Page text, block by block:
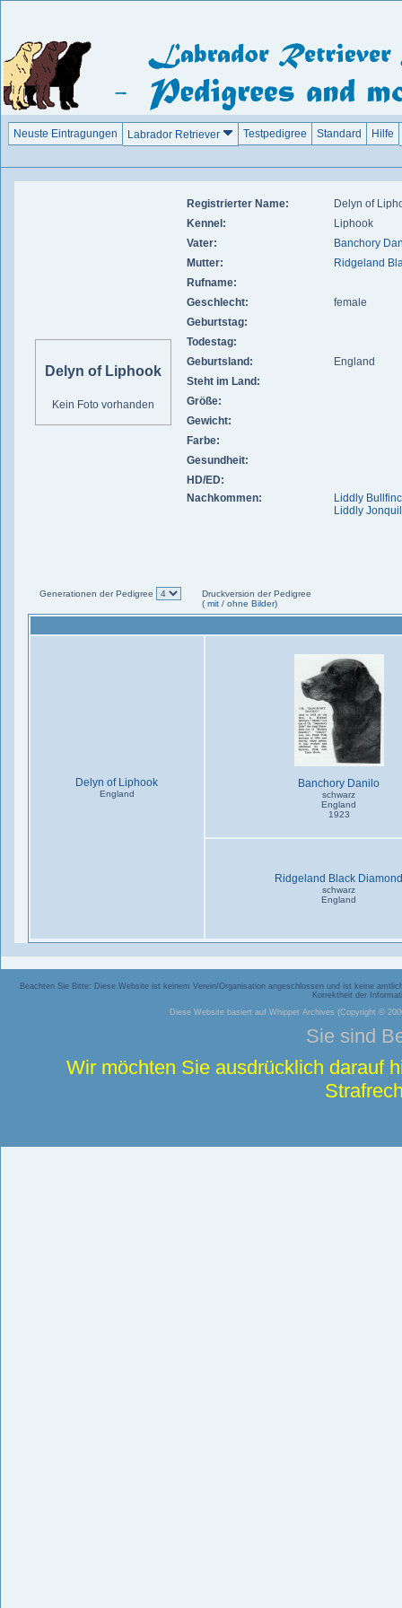
Neuste Eintragungen Labrador Retriever Testpedigree Standard Hilfe
Delyn of Liphook
Kein Foto vorhanden
Registrierter Name:
Delyn of
Kennel:
Liphook
Vater:
Banchory
Mutter:
Ridgeland
Rufname:
Geschlecht:
female
Geburtstag:
Todestag:
Geburtsland:
England
Steht im Land:
Größe:
Gewicht:
Farbe:
Gesundheit:
HD/ED:
Nachkommen:
Liddly
Liddly Jonquil
Generationen der Pedigree
Druckversion der Pedigree
( mit / ohne Bilder)
Delyn of Liphook
England
Banchory Danilo
schwarz
England
1923
Ridgeland Black Diamond
schwarz
England
Beachten Sie Bitte: Diese Website ist keinem Verein/Organisation angeschlossen und ist keine
Korrektheit der
Diese Website basiert auf Whippet Archives (Copyright ©
Sie sind
Wir möchten Sie ausdrücklich darauf